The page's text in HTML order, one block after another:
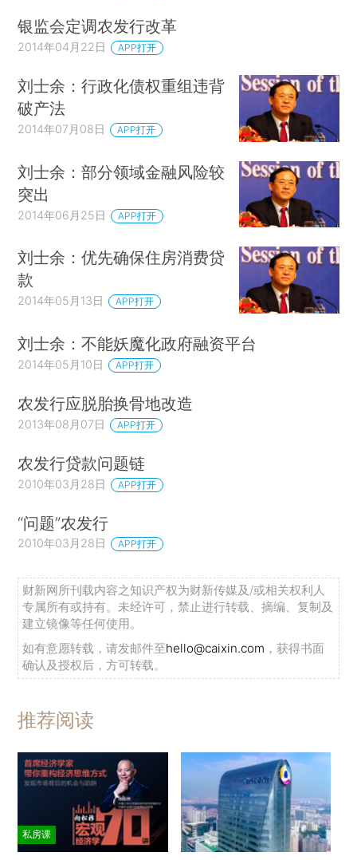
银监会定调农发行改革
2014年04月22日 APP打开
刘士余：行政化债权重组违背
破产法
2014年07月08日 APP打开
刘士余：部分领域金融风险较
突出
2014年06月25日 APP打开
刘士余：优先确保住房消费贷
款
2014年05月13日 APP打开
刘士余：不能妖魔化政府融资平台
2014年05月10日 APP打开
农发行应脱胎换骨地改造
2013年08月07日 APP打开
农发行贷款问题链
2010年03月28日 APP打开
“问题”农发行
2010年03月28日 APP打开
财新网所刊载内容之知识产权为财新传媒及/或相关权利人
专属所有或持有。未经许可，禁止进行转载、摘编、复制及
建立镜像等任何使用。
如有意愿转载，请发邮件至hello@caixin.com ，获得书面
确认及授权后，方可转载。
推荐阅读
私房课